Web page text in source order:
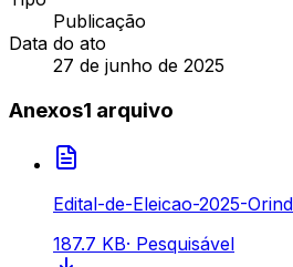
Publicação
Data do ato
27 de junho de 2025
Anexos1 arquivo
Edital-de-Eleicao-2025-
187.7 KB· Pesquisável